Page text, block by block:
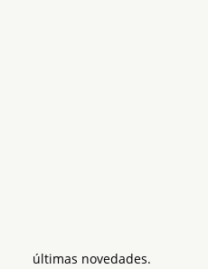
últimas novedades.